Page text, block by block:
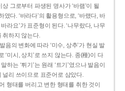
상 그로부터 파생된 명사가 ‘바램’이 될
다. ‘바라다’의 활용형으로, ‘바랬다, 바
라요’가 표준형이 된다. ‘나무랐다, 나무
취하지 않는다.
음의 변화에 따라 ‘미수, 상추’가 현실 발
‘미시, 상치’로 쓰지 않는다. 종(種)이 다
하는 ‘튀기’는 원래 ‘트기’였으나 발음이
널리 쓰이므로 표준어로 삼았다.
형태를 버리고 변한 형태를 취한 것이